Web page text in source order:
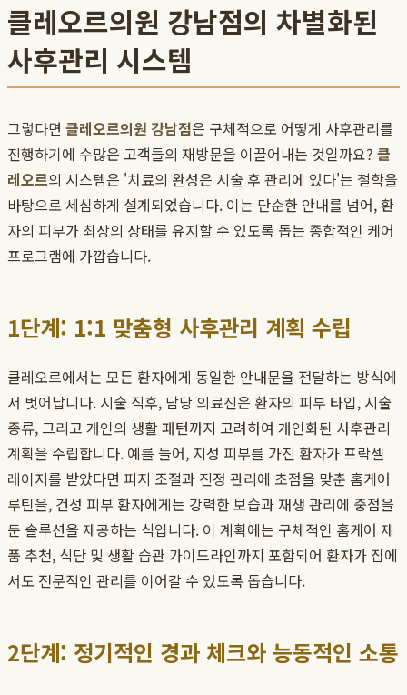
클레오르의원 강남점의 차별화된
사후관리 시스템
그렇다면 클레오르의원 강남점은 구체적으로 어떻게 사후관리를
진행하기에 수많은 고객들의 재방문을 이끌어내는 것일까요? 클
레오르의 시스템은 '치료의 완성은 시술 후 관리에 있다'는 철학을
바탕으로 세심하게 설계되었습니다. 이는 단순한 안내를 넘어, 환
자의 피부가 최상의 상태를 유지할 수 있도록 돕는 종합적인 케어
프로그램에 가깝습니다.
1단계: 1:1 맞춤형 사후관리 계획 수립
클레오르에서는 모든 환자에게 동일한 안내문을 전달하는 방식에
서 벗어납니다. 시술 직후, 담당 의료진은 환자의 피부 타입, 시술
종류, 그리고 개인의 생활 패턴까지 고려하여 개인화된 사후관리
계획을 수립합니다. 예를 들어, 지성 피부를 가진 환자가 프락셀
레이저를 받았다면 피지 조절과 진정 관리에 초점을 맞춘 홈케어
루틴을, 건성 피부 환자에게는 강력한 보습과 재생 관리에 중점을
둔 솔루션을 제공하는 식입니다. 이 계획에는 구체적인 홈케어 제
품 추천, 식단 및 생활 습관 가이드라인까지 포함되어 환자가 집에
서도 전문적인 관리를 이어갈 수 있도록 돕습니다.
2단계: 정기적인 경과 체크와 능동적인 소통